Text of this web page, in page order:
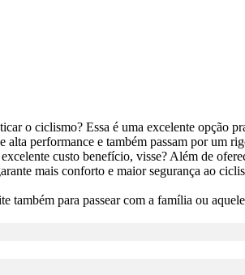
o ciclismo? Essa é uma excelente
performance e também passam por um
custo benefício, visse? Além de
mais conforto e maior segurança ao
também para passear com a família ou